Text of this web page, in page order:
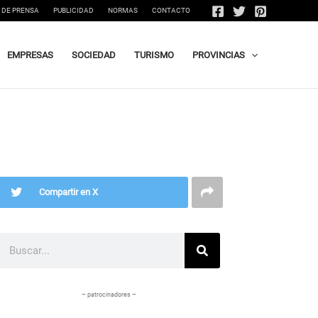
PRENSA PUBLICIDAD NORMAS CONTACTO
EMPRESAS SOCIEDAD TURISMO PROVINCIAS
Compartir en X
– patrocinadores –